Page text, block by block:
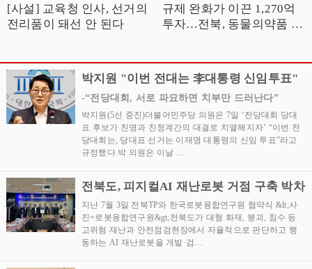
[사설] 교육청 인사, 선거의
전리품이 돼선 안 된다
규제 완화가 이끈 1,270억
투자…전북, 동물의약품 산
박지원 "이번 전대는 李대통령 신임투표"
-“전당대회, 서로 파묘하면 치부만 드러난다”
박지원(5선 중진)더불어민주당 의원은 7일 ‘전당대회 당대
표 후보가 친명과 친청계간의 대결로 치열해지자’ “이번 전
당대회는, 당대표 선거는 이재명 대통령의 신임 투표”라고
규정했다.박 의원은 이날 …
전북도, 피지컬AI 재난로봇 거점 구축 박차
지난 7월 3일 전북TP와 한국로봇융합연구원 협약식 &lt;사
진=로봇융합연구원&gt;전북도가 대형 화재, 붕괴, 침수 등
고위험 재난과 안전점검현장에서 자율적으로 판단하고 행
동하는 AI 재난로봇을 개발·검…